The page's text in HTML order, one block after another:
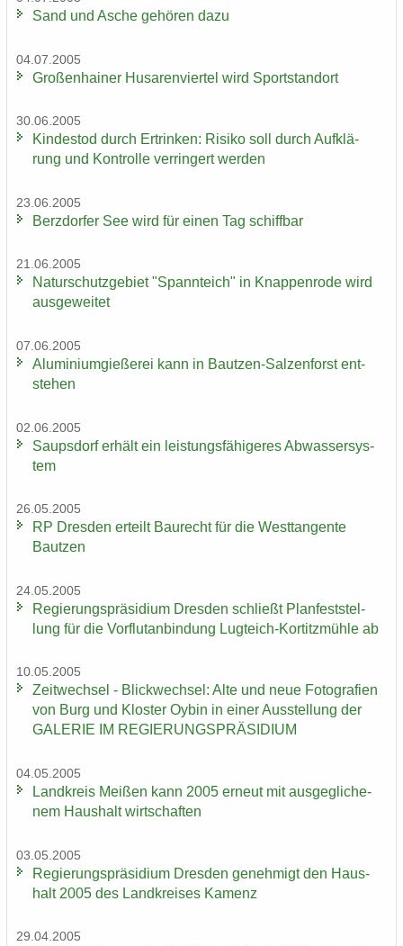
Sand und Asche ge­hö­ren dazu
04.07.2005
Gro­ßen­hai­ner Hu­sa­ren­vier­tel wird Sport­stand­ort
30.06.2005
Kin­des­tod durch Er­trin­ken: Ri­si­ko soll durch Auf­klä­
rung und Kon­trol­le ver­rin­gert wer­den
23.06.2005
Berz­dor­fer See wird für einen Tag schiff­bar
21.06.2005
Na­tur­schutz­ge­biet "Spann­teich" in Knap­pen­ro­de wird
aus­ge­wei­tet
07.06.2005
Alu­mi­ni­um­gie­ße­rei kann in Bautzen-​Salzenforst ent­
ste­hen
02.06.2005
Saups­dorf er­hält ein leis­tungs­fä­hi­ge­res Ab­was­ser­sys­
tem
26.05.2005
RP Dres­den er­teilt Bau­recht für die West­tan­gen­te
Baut­zen
24.05.2005
Re­gie­rungs­prä­si­di­um Dres­den schließt Plan­fest­stel­
lung für die Vor­flut­an­bin­dung Lugteich-​Kortitzmühle ab
10.05.2005
Zeit­wech­sel - Blick­wech­sel: Alte und neue Fo­to­gra­fien
von Burg und Klos­ter Oybin in einer Aus­stel­lung der
GA­LE­RIE IM RE­GIE­RUNGS­PRÄ­SI­DI­UM
04.05.2005
Land­kreis Mei­ßen kann 2005 er­neut mit aus­ge­gli­che­
nem Haus­halt wirt­schaf­ten
03.05.2005
Re­gie­rungs­prä­si­di­um Dres­den ge­neh­migt den Haus­
halt 2005 des Land­krei­ses Ka­menz
29.04.2005